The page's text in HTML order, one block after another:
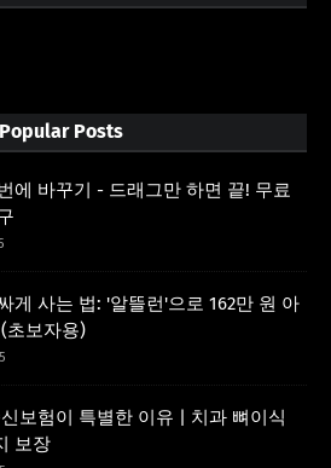
Popular Posts
에 바꾸기 - 드래그만 하면 끝! 무료
게 사는 법: '알뜰런'으로 162만 원 아
초보자용)
보험이 특별한 이유 | 치과 뼈이식
보장